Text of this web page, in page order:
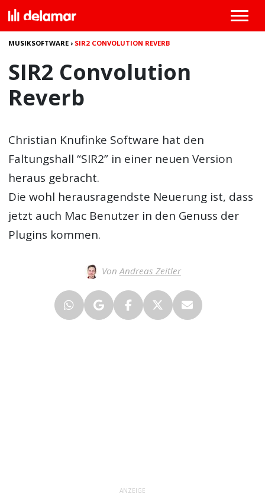
MUSIKSOFTWARE › SIR2 CONVOLUTION REVERB
SIR2 Convolution
Reverb
Christian Knufinke Software hat den
Faltungshall “SIR2” in einer neuen Version
heraus gebracht.
Die wohl herausragendste Neuerung ist, dass
jetzt auch Mac Benutzer in den Genuss der
Plugins kommen.
Von Andreas Zeitler
ANZEIGE